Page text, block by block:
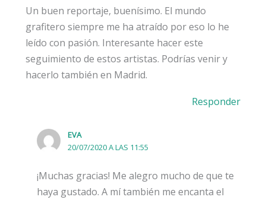
Un buen reportaje, buenísimo. El mundo
grafitero siempre me ha atraído por eso lo he
leído con pasión. Interesante hacer este
seguimiento de estos artistas. Podrías venir y
hacerlo también en Madrid.
Responder
EVA
20/07/2020 A LAS 11:55
¡Muchas gracias! Me alegro mucho de que te
haya gustado. A mí también me encanta el